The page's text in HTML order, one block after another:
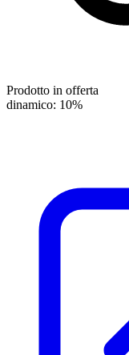
Prodotto in offerta
dinamico: 10%